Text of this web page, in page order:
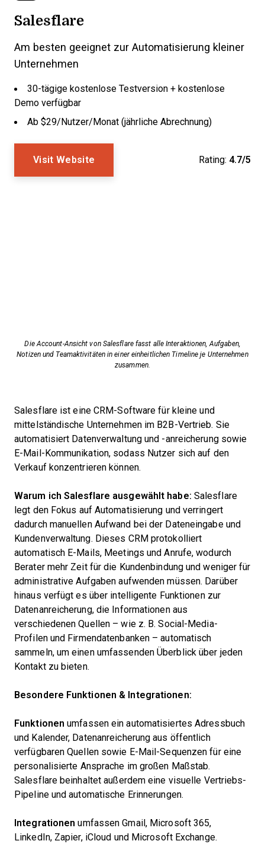
Salesflare
Am besten geeignet zur Automatisierung kleiner
Unternehmen
30-tägige kostenlose Testversion + kostenlose
Demo verfügbar
Ab $29/Nutzer/Monat (jährliche Abrechnung)
Visit Website Rating: 4.7/5
Die Account-Ansicht von Salesflare fasst alle Interaktionen, Aufgaben,
Notizen und Teamaktivitäten in einer einheitlichen Timeline je Unternehmen
zusammen.
Salesflare ist eine CRM-Software für kleine und
mittelständische Unternehmen im B2B-Vertrieb. Sie
automatisiert Datenverwaltung und -anreicherung sowie
E-Mail-Kommunikation, sodass Nutzer sich auf den
Verkauf konzentrieren können.
Warum ich Salesflare ausgewählt habe: Salesflare
legt den Fokus auf Automatisierung und verringert
dadurch manuellen Aufwand bei der Dateneingabe und
Kundenverwaltung. Dieses CRM protokolliert
automatisch E-Mails, Meetings und Anrufe, wodurch
Berater mehr Zeit für die Kundenbindung und weniger für
administrative Aufgaben aufwenden müssen. Darüber
hinaus verfügt es über intelligente Funktionen zur
Datenanreicherung, die Informationen aus
verschiedenen Quellen – wie z. B. Social-Media-
Profilen und Firmendatenbanken – automatisch
sammeln, um einen umfassenden Überblick über jeden
Kontakt zu bieten.
Besondere Funktionen & Integrationen:
Funktionenumfassen ein automatisiertes Adressbuch
und Kalender, Datenanreicherung aus öffentlich
verfügbaren Quellen sowie E-Mail-Sequenzen für eine
personalisierte Ansprache im großen Maßstab.
Salesflare beinhaltet außerdem eine visuelle Vertriebs-
Pipeline und automatische Erinnerungen.
Integrationenumfassen Gmail, Microsoft 365,
LinkedIn, Zapier, iCloud und Microsoft Exchange.